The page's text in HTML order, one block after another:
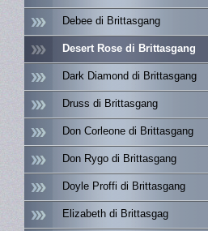
Debee di Brittasgang
Desert Rose di Brittasgang
Dark Diamond di Brittasgang
Druss di Brittasgang
Don Corleone di Brittasgang
Don Rygo di Brittasgang
Doyle Proffi di Brittasgang
Elizabeth di Brittasgag